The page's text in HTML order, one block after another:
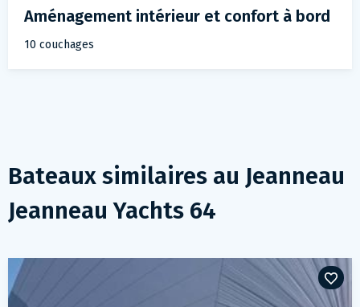
Aménagement intérieur et confort à bord
10 couchages
Bateaux similaires au Jeanneau
Jeanneau Yachts 64